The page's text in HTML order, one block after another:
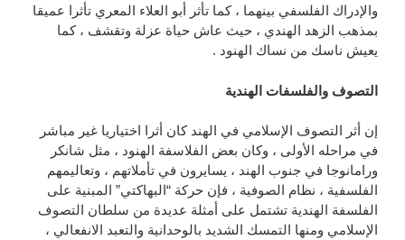
والإدراك الفلسفي بينهما ، كما تأثر أبو العلاء المعري تأثرا عميقا
بمذهب الزهد الهندي ، حيث عاش حياة عزلة وتقشف ، كما
يعيش ناسك من نساك الهنود .
التصوف والفلسفات الهندية
إن أثر التصوف الإسلامي في الهند كان أثرا اختياريا غير مباشر
في مراحله الأولى ، وكان بعض الفلاسفة الهنود ، مثل شانكر
ورامانوجا في جنوب الهند ، يسايرون في تأملاتهم ، وتعاليمهم
الفلسفية ، نظام الصوفية ، فإن حركة “البهاكتي” المبنية على
الفلسفة الهندية تشتمل على أمثلة عديدة من سلطان التصوف
الإسلامي ومنها التمسك الشديد بالوحدانية والتعبد الانفعالي ،